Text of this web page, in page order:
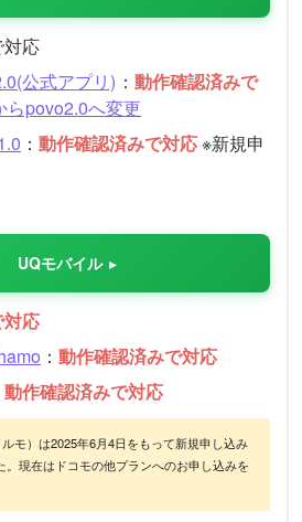
対応
公式アプリ) ： 動作確認済みで
らpovo2.0へ変更
： 動作確認済みで対応※新規申
UQモバイル
応
： 動作確認済みで対応
動作確認済みで対応
モ）は2025年6月4日をもって新規申し込み
。現在はドコモの他プランへのお申し込みを